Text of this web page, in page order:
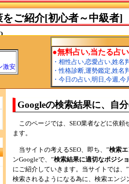
をご紹介[初心者～中級者]
Googleの検索結果に、自
このページでは、SEO業者などに依頼
ます。
当サイトの考えるSEO、即ち、”検索
ンGoogleで、”検索結果に適切なポジシ
にご紹介していきます。当サイトでは
検索されるようになる為に、検索エン